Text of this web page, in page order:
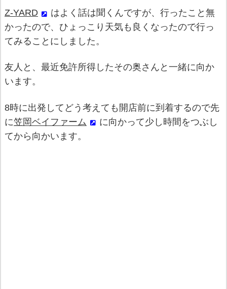
Z-YARD
はよく話は聞くんですが、行ったこと無
かったので、ひょっこり天気も良くなったので行っ
てみることにしました。
友人と、最近免許所得したその奥さんと一緒に向か
います。
8時に出発してどう考えても開店前に到着するので先
に笠岡ベイファーム
に向かって少し時間をつぶし
てから向かいます。